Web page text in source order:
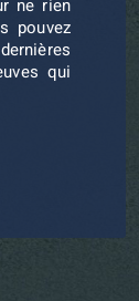
ne rien
pouvez
qui